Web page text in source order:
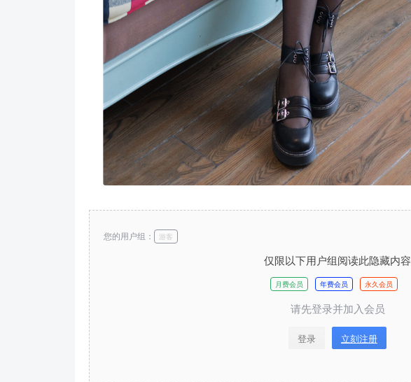
仅限以下用户组阅读此隐藏内容
月费会员 年费会员 永久会员
请先登录并加入会员
登录 立刻注册
您的用户组： 游客